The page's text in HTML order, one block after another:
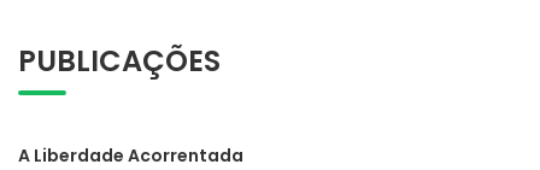
PUBLICAÇÕES
A Liberdade Acorrentada